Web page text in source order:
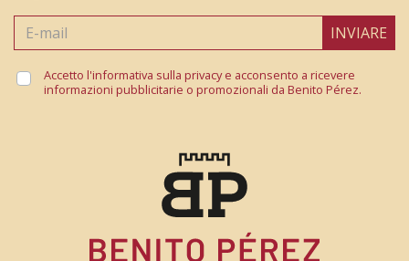
Mariano
18 Ottobre 2020
INVIARE
Accetto l'informativa sulla privacy e acconsento a ricevere
informazioni pubblicitarie o promozionali da Benito Pérez.